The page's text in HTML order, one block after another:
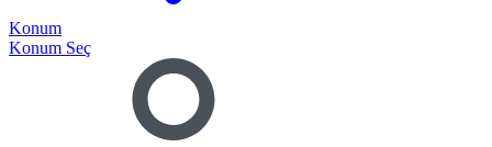
Konum
Konum Seç